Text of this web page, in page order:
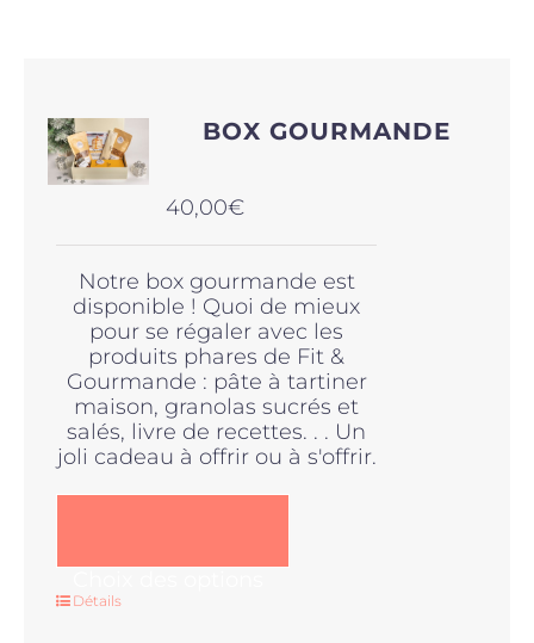
Click and collect
Cours
Accessoires
Offres
BOX GOURMANDE
40,00€
Notre box gourmande est
disponible ! Quoi de mieux
pour se régaler avec les
produits phares de Fit &
Gourmande : pâte à tartiner
maison, granolas sucrés et
salés, livre de recettes. . . Un
joli cadeau à offrir ou à s'offrir.
Détails